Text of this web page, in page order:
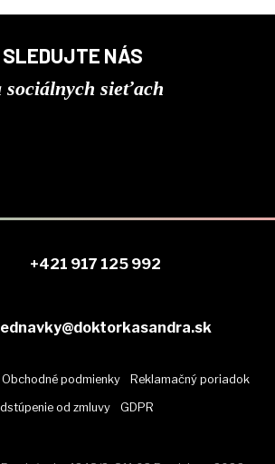
SLEDUJTE NÁS
sociálnych sieťach
+421 917 125 992
Obchodné podmienky Reklamačný poriadok
od zmluvy GDPR